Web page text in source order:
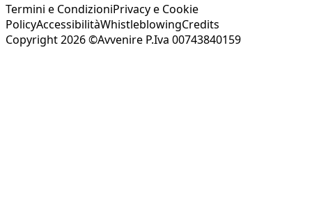
Termini e CondizioniPrivacy e Cookie
PolicyAccessibilitàWhistleblowingCredits
Copyright 2026 ©Avvenire P.Iva 00743840159